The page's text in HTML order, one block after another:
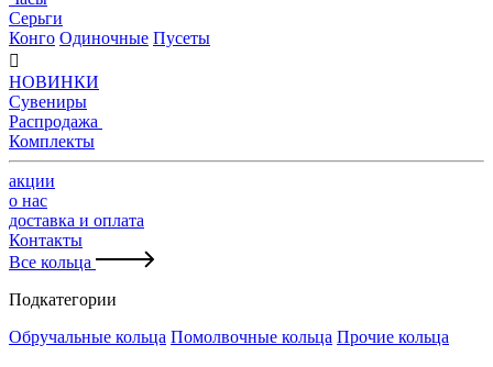
Серьги
Конго Одиночные Пусеты

НОВИНКИ
Сувениры
Распродажа
Комплекты
акции
о нас
доставка и оплата
Контакты
Все кольца
Подкатегории
Обручальные кольца Помолвочные кольца Прочие кольца